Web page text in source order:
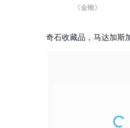
《金蟾》
奇石收藏品，马达加斯